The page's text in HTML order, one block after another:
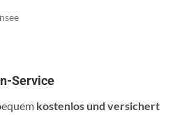
Service
kostenlos und versichert